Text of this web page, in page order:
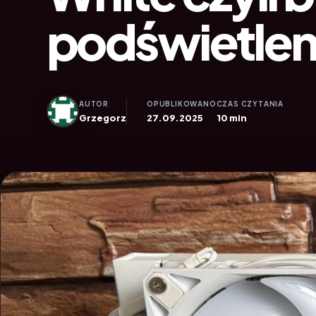
AUTOR
Grzegorz
OPUBLIKOWANO
27.09.2025
CZAS CZYTANIA
10 min